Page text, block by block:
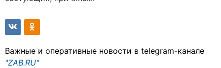
Важные и оперативные новости в telegram-канале
"ZAB.RU"